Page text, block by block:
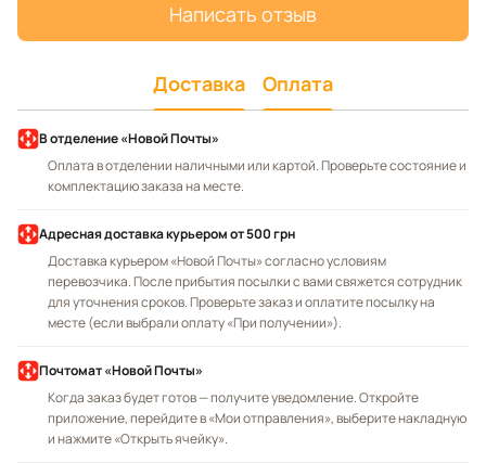
Написать отзыв
Доставка Оплата
В отделение «Новой Почты»
Оплата в отделении наличными или картой. Проверьте состояние и
комплектацию заказа на месте.
Адресная доставка курьеромот 500 грн
Доставка курьером «Новой Почты» согласно условиям
перевозчика. После прибытия посылки с вами свяжется сотрудник
для уточнения сроков. Проверьте заказ и оплатите посылку на
месте (если выбрали оплату «При получении»).
Почтомат «Новой Почты»
Когда заказ будет готов — получите уведомление. Откройте
приложение, перейдите в «Мои отправления», выберите накладную
и нажмите «Открыть ячейку».